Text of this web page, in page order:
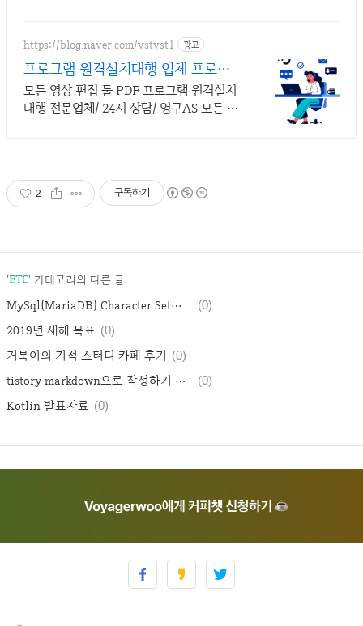
https://blog.naver.com/vstvst1 광고
프로그램 원격설치대행 업체 프로그
램 원격설치대행 전문
모든 영상 편집 툴 PDF 프로그램 원격설치
대행 전문업체/ 24시 상담/ 영구AS 모든 영
2 구독하기
'ETC' 카테고리의 다른 글
MySql(MariaDB) Character Set과 Collation에 대한 이해 (0)
2019년 새해 목표 (0)
거북이의 기적 스터디 카페 후기 (0)
tistory markdown으로 작성하기 및 코드 syntax highlighting하기 (0)
Kotlin 발표자료 (0)